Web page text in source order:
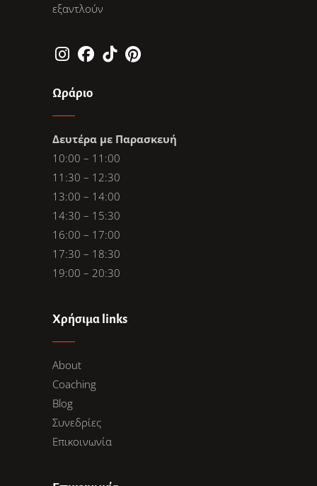
εξαντλούν
Ωράριο
Δευτέρα με Παρασκευή
10:00 – 11:00
11:30 – 12:30
13:00 – 14:00
14:30 – 15:30
16:00 – 17:00
17:30 – 18:30
19:00 – 20:30
Χρήσιμα links
About
Coaching
Blog
Συνεδρίες
Επικοινωνία